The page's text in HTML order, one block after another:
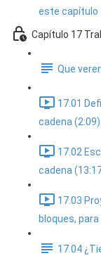
este capítulo
Capítulo 17
Que
17.01
cadena (2:09)
17.02
cadena
17.03
bloques,
17.04